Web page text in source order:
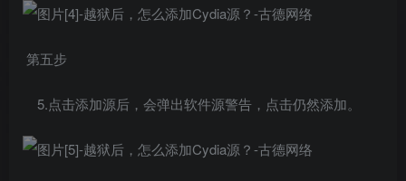
第五步
5.点击添加源后，会弹出软件源警告，点击仍然添加。